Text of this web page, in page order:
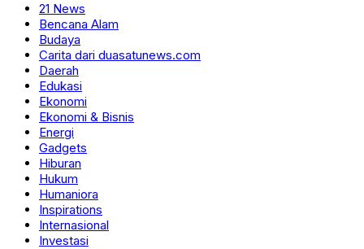
21 News
Bencana Alam
Budaya
Carita dari duasatunews.com
Daerah
Edukasi
Ekonomi
Ekonomi & Bisnis
Energi
Gadgets
Hiburan
Hukum
Humaniora
Inspirations
Internasional
Investasi